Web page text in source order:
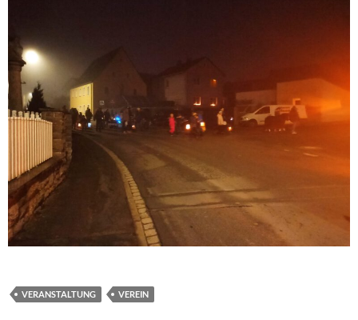
VERANSTALTUNG VEREIN